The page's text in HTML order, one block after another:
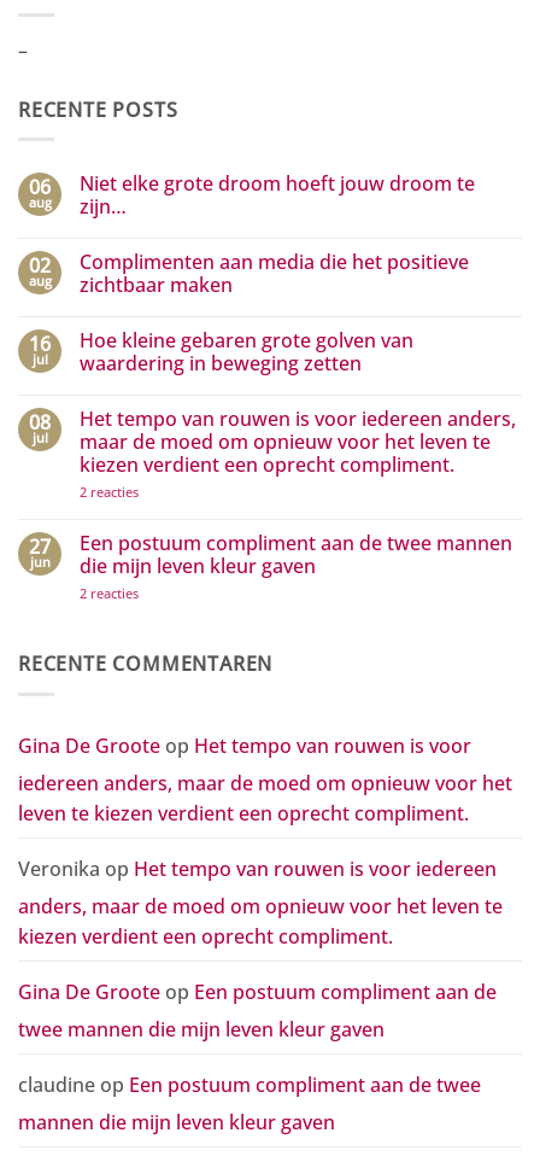
–
RECENTE POSTS
06
aug
Niet elke grote droom hoeft jouw droom te
zijn…
op
Niet
elke
hoeft
jouw
droom
02
aug
Complimenten aan media die het positieve
zichtbaar maken
op
Complimenten
aan
het
positieve
zichtbaar
maken
16
jul
Hoe kleine gebaren grote golven van
waardering in beweging zetten
op
Hoe
kleine
gebaren
golven
in
beweging
zetten
08
jul
Het tempo van rouwen is voor iedereen anders,
maar de moed om opnieuw voor het leven te
kiezen verdient een oprecht compliment.
2 reactiesop
van
rouwen
is
iedereen
moed
leven
te
verdient
oprecht
27
jun
Een postuum compliment aan de twee mannen
die mijn leven kleur gaven
2 reactiesop
aan
de
leven
gaven
RECENTE COMMENTAREN
Gina De Groote op Het tempo van rouwen is voor
iedereen anders, maar de moed om opnieuw voor het
leven te kiezen verdient een oprecht compliment.
Veronika op Het tempo van rouwen is voor iedereen
anders, maar de moed om opnieuw voor het leven te
kiezen verdient een oprecht compliment.
Gina De Groote op Een postuum compliment aan de
twee mannen die mijn leven kleur gaven
claudine op Een postuum compliment aan de twee
mannen die mijn leven kleur gaven